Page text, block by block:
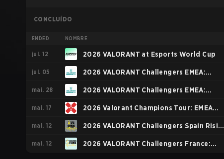
CONCLUÍDO
ENDED NOMBRE
jul. 12 2026 VALORANT at Esports World Cup
jul. 05 2026 VALORANT Challengers EMEA:
Stage 3
mai. 28 2026 VALORANT Challengers EMEA:
Stage 2
mai. 17 2026 Valorant Champions Tour: EMEA
Stage 1
mai. 12 2026 VALORANT Challengers Spain Rising
Stage 3
mai. 12 2026 VALORANT Challengers France: